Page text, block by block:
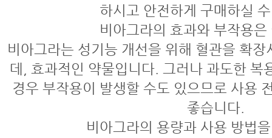
하시고 안전하게 구매하실
비아그라의 효과와 부작용은
비아그라는 성기능 개선을 위해 혈관을 확
데, 효과적인 약물입니다. 그러나 과도한 복
경우 부작용이 발생할 수도 있으므로 사용
좋습니다.
비아그라의 용량과 사용 방법